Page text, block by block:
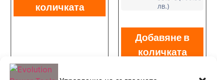
количката
лв.)
Добавяне в
количката